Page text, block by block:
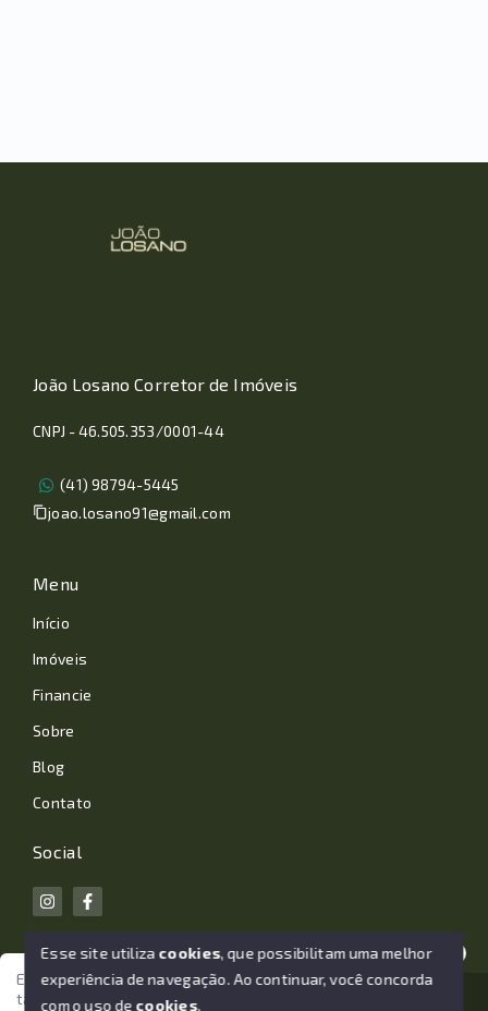
Estamos aqui para te ajudar. Vamos juntos nessa jornada
tão importante da sua vida?
João Losano Corretor de Imóveis
CNPJ - 46.505.353/0001-44
(41) 98794-5445
joao.losano91@gmail.com
Menu
Início
Imóveis
Financie
Sobre
Blog
Contato
Social
© Copyright 2026 - João Losano Corretor de Imóveis -
Esse site utiliza cookies, que possibilitam uma melhor
experiência de navegação.Ao continuar, você concorda
com o uso de cookies.